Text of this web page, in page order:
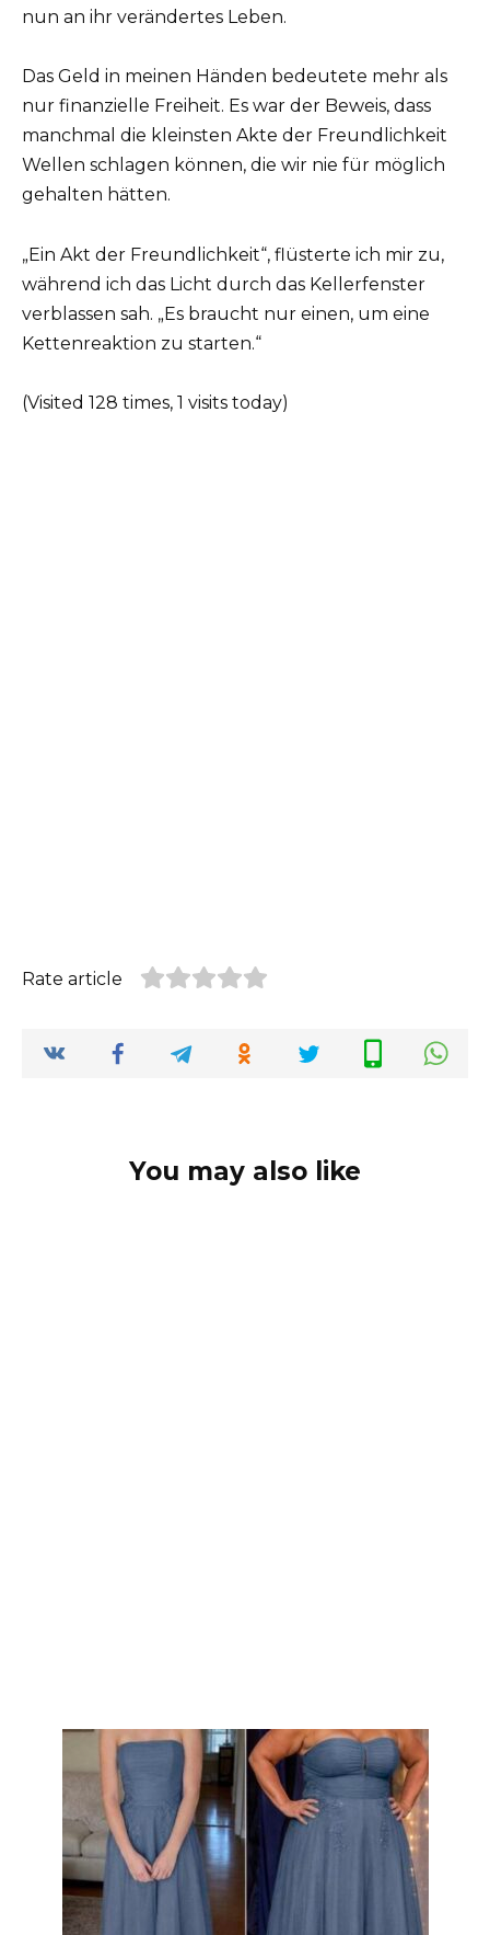
nun an ihr verändertes Leben.
Das Geld in meinen Händen bedeutete mehr als
nur finanzielle Freiheit. Es war der Beweis, dass
manchmal die kleinsten Akte der Freundlichkeit
Wellen schlagen können, die wir nie für möglich
gehalten hätten.
„Ein Akt der Freundlichkeit“, flüsterte ich mir zu,
während ich das Licht durch das Kellerfenster
verblassen sah. „Es braucht nur einen, um eine
Kettenreaktion zu starten.“
(Visited 128 times, 1 visits today)
Rate article
You may also like